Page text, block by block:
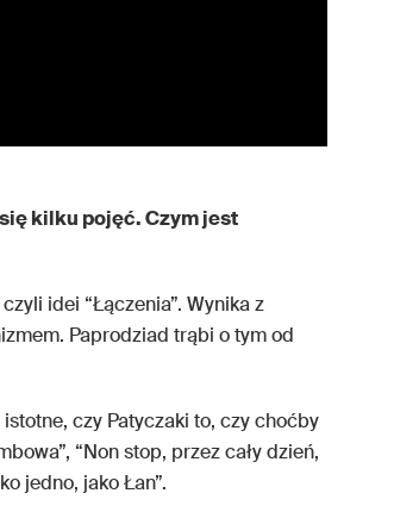
kilku pojęć. Czym jest
idei “Łączenia”. Wynika z
Paprodziad trąbi o tym od
czy Patyczaki to, czy choćby
“Non stop, przez cały dzień,
jedno, jako Łan”.